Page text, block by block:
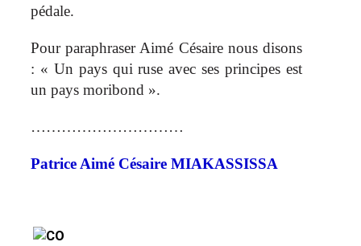
pédale.
Pour paraphraser Aimé Césaire nous disons
: « Un pays qui ruse avec ses principes est
un pays moribond ».
…………………………
Patrice Aimé Césaire MIAKASSISSA